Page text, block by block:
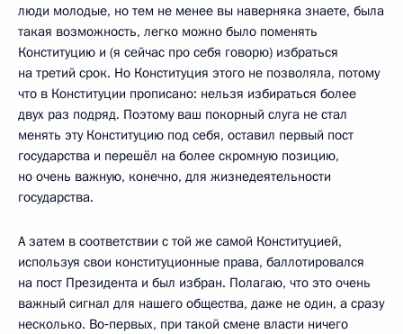
люди молодые, но тем не менее вы наверняка знаете, была
такая возможность, легко можно было поменять
Конституцию и (я сейчас про себя говорю) избраться
на третий срок. Но Конституция этого не позволяла, потому
что в Конституции прописано: нельзя избираться более
двух раз подряд. Поэтому ваш покорный слуга не стал
менять эту Конституцию под себя, оставил первый пост
государства и перешёл на более скромную позицию,
но очень важную, конечно, для жизнедеятельности
государства.
А затем в соответствии с той же самой Конституцией,
используя свои конституционные права, баллотировался
на пост Президента и был избран. Полагаю, что это очень
важный сигнал для нашего общества, даже не один, а сразу
несколько. Во‑первых, при такой смене власти ничего